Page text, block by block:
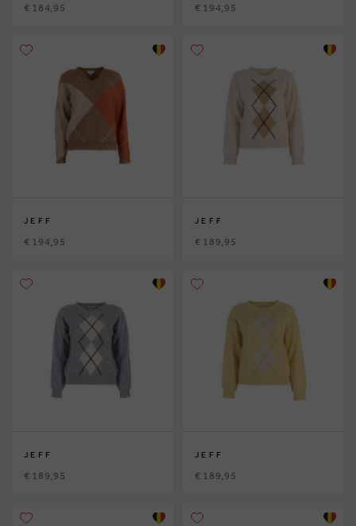
€ 184,95 € 194,95
JEFF
€ 194,95
JEFF
€ 189,95
JEFF
€ 189,95
JEFF
€ 189,95